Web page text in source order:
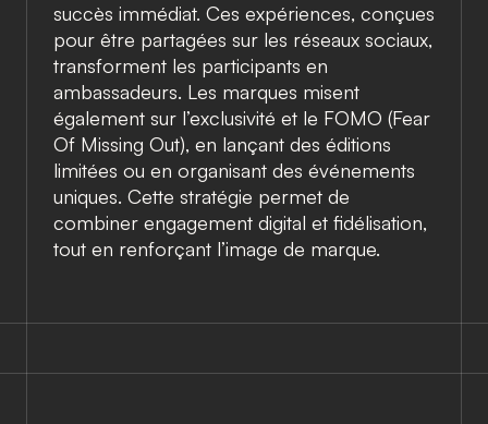
succès immédiat. Ces expériences, conçues
pour être partagées sur les réseaux sociaux,
transforment les participants en
ambassadeurs. Les marques misent
également sur l’exclusivité et le FOMO (Fear
Of Missing Out), en lançant des éditions
limitées ou en organisant des événements
uniques. Cette stratégie permet de
combiner engagement digital et fidélisation,
tout en renforçant l’image de marque.